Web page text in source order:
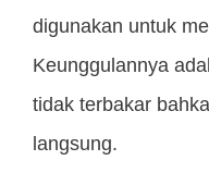
digunakan untuk
Keunggulannya
tidak terbakar
langsung.